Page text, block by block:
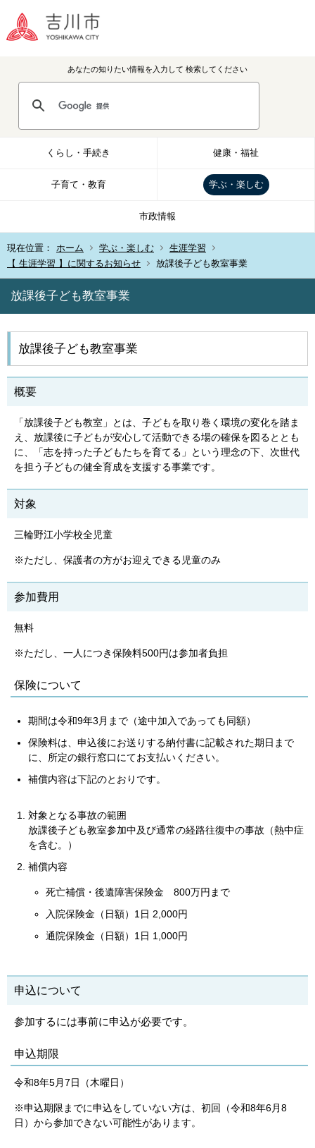
あなたの知りたい情報を入力して 検索してください
くらし・手続き 健康・福祉
子育て・教育 学ぶ・楽しむ
市政情報
現在位置： ホーム 学ぶ・楽しむ
生涯学習
【 生涯学習 】に関するお知らせ
放課後子ども教室事業
放課後子ども教室事業
放課後子ども教室事業
概要
「放課後子ども教室」とは、子どもを取り巻く環境の変化を踏ま
え、放課後に子どもが安心して活動できる場の確保を図るととも
に、「志を持った子どもたちを育てる」という理念の下、次世代
を担う子どもの健全育成を支援する事業です。
対象
三輪野江小学校全児童
※ただし、保護者の方がお迎えできる児童のみ
参加費用
無料
※ただし、一人につき保険料500円は参加者負担
保険について
期間は令和9年3月まで（途中加入であっても同額）
保険料は、申込後にお送りする納付書に記載された期日まで
に、所定の銀行窓口にてお支払いください。
補償内容は下記のとおりです。
対象となる事故の範囲
放課後子ども教室参加中及び通常の経路往復中の事故（熱中症
を含む。）
補償内容
死亡補償・後遺障害保険金 800万円まで
入院保険金（日額）1日 2,000円
通院保険金（日額）1日 1,000円
申込について
参加するには事前に申込が必要です。
申込期限
令和8年5月7日（木曜日）
※申込期限までに申込をしていない方は、初回（令和8年6月8
日）から参加できない可能性があります。